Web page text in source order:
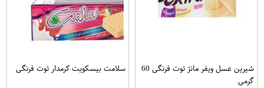
شیرین عسل ویفر مانژ توت فرنگی 60
گرمی
سلامت بیسکویت کرمدار توت فرنگی